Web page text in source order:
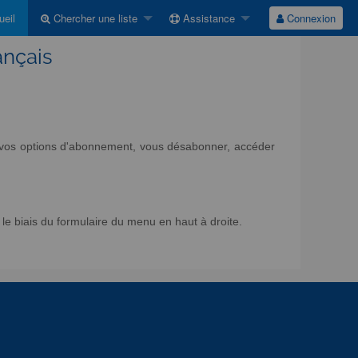
Chercher une liste Assistance Connexion
options d'abonnement, vous désabonner, accéder
biais du formulaire du menu en haut à droite.